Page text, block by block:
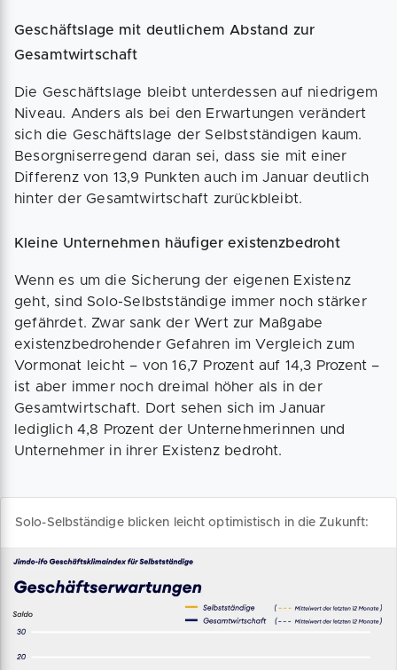
Geschäftslage mit deutlichem Abstand zur
Gesamtwirtschaft
Die Geschäftslage bleibt unterdessen auf niedrigem
Niveau. Anders als bei den Erwartungen verändert
sich die Geschäftslage der Selbstständigen kaum.
Besorgniserregend daran sei, dass sie mit einer
Differenz von 13,9 Punkten auch im Januar deutlich
hinter der Gesamtwirtschaft zurückbleibt.
Kleine Unternehmen häufiger existenzbedroht
Wenn es um die Sicherung der eigenen Existenz
geht, sind Solo-Selbstständige immer noch stärker
gefährdet. Zwar sank der Wert zur Maßgabe
existenzbedrohender Gefahren im Vergleich zum
Vormonat leicht – von 16,7 Prozent auf 14,3 Prozent –
ist aber immer noch dreimal höher als in der
Gesamtwirtschaft. Dort sehen sich im Januar
lediglich 4,8 Prozent der Unternehmerinnen und
Unternehmer in ihrer Existenz bedroht.
Solo-Selbständige blicken leicht optimistisch in die Zukunft: